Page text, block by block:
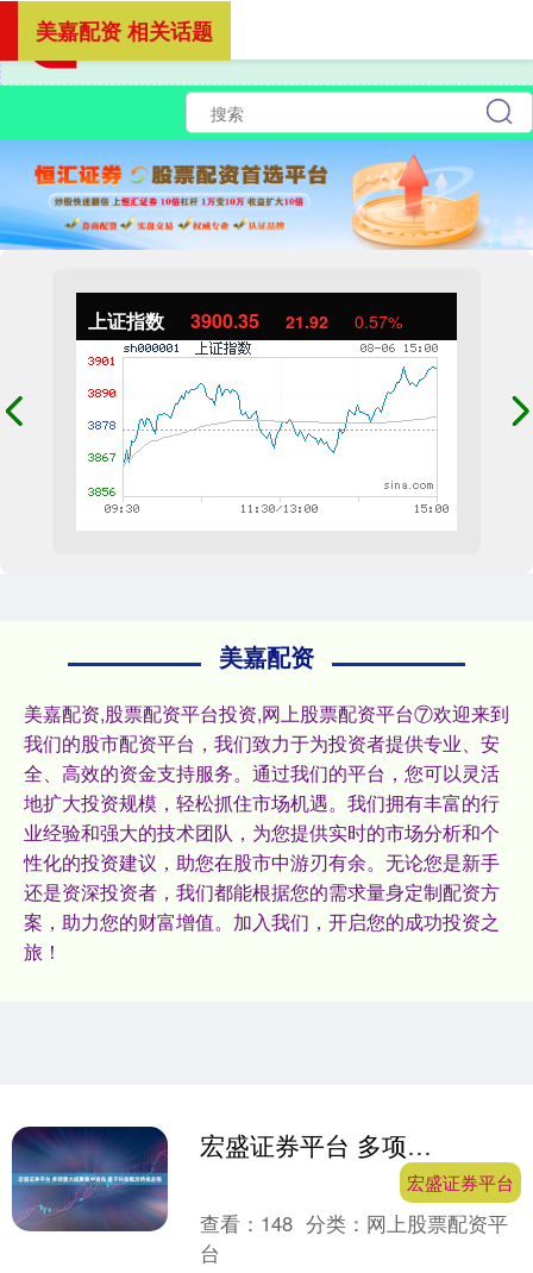
上证指数 3900.35 21.92 0.57%
美嘉配资
美嘉配资,股票配资平台投资,网上股票配资平台⑦欢迎来到
我们的股市配资平台，我们致力于为投资者提供专业、安
全、高效的资金支持服务。通过我们的平台，您可以灵活
地扩大投资规模，轻松抓住市场机遇。我们拥有丰富的行
业经验和强大的技术团队，为您提供实时的市场分析和个
性化的投资建议，助您在股市中游刃有余。无论您是新手
还是资深投资者，我们都能根据您的需求量身定制配资方
案，助力您的财富增值。加入我们，开启您的成功投资之
旅！
美嘉配资 相关话题
宏盛证券平台 多项重大成果集中发布 量子科技概念持续走强
宏盛证券平台
查看： 148 分类： 网上股票配资平
台